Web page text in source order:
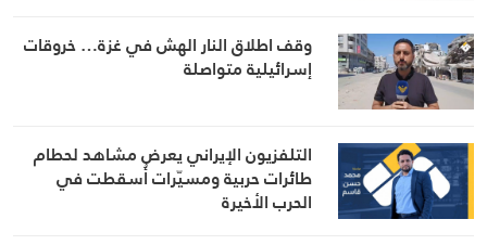
وقف اطلاق النار الهش في غزة… خروقات
إسرائيلية متواصلة
التلفزيون الإيراني يعرض مشاهد لحطام
طائرات حربية ومسيّرات أُسقطت في
الحرب الأخيرة